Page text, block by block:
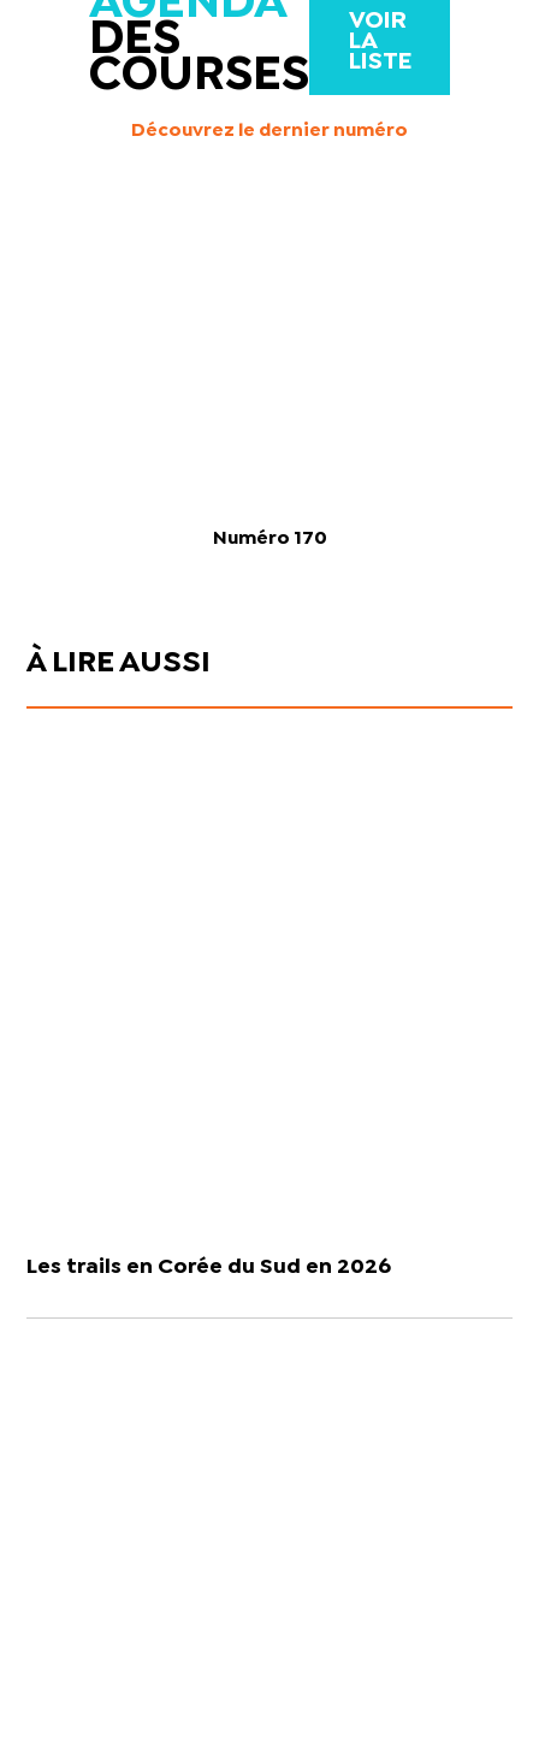
DES
COURSES
VOIR
LA
LISTE
Découvrez le dernier numéro
Numéro 170
À LIRE AUSSI
Les trails en Corée du Sud en 2026